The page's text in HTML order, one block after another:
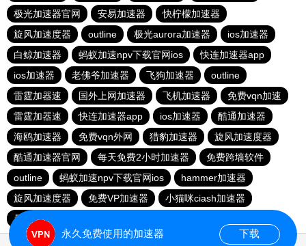
极光加速器官网
安易加速器
快柠檬加速器
旋风加速度器
outline 极光aurora加速器
ios加速器
白鲸加速器
蚂蚁加速npv下载官网ios
快连加速器app
ios加速器
老佛爷加速器 飞狗加速器
outline
雷霆加器速
国外上网加速器 飞机加速器
免费vqn加速
雷霆加器速
快连加速器app ios加速器
酷通加速器
海鸥加速器
免费vqn外网 猎豹加速器
旋风加速度器
酷通加速器官网
每天免费2小时加速器
免费跨墙软件
outline
蚂蚁加速npv下载官网ios
hammer加速器
旋风加速度器
免费VP加速器
小猫咪ciash加速器
暴雪加速器vp
永久免费使用的加速器 下载